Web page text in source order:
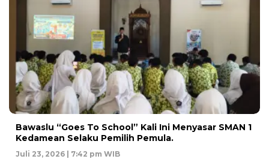
Bawaslu “Goes To School” Kali Ini Menyasar SMAN 1
Kedamean Selaku Pemilih Pemula.
Juli 23, 2026 | 7:42 pm WIB